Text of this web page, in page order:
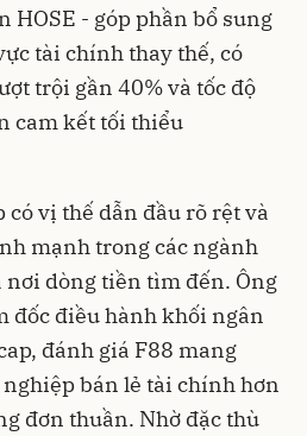
HOSE - góp phần bổ sung
tài chính thay thế, có
trội gần 40% và tốc độ
cam kết tối thiểu
vị thế dẫn đầu rõ rệt và
mạnh trong các ngành
dòng tiền tìm đến. Ông
đốc điều hành khối ngân
đánh giá F88 mang
bán lẻ tài chính hơn
đơn thuần. Nhờ đặc thù